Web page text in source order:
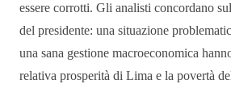
essere corrotti. Gli analisti concordano
del presidente: una situazione
una sana gestione macroeconomica
relativa prosperità di Lima e la povertà